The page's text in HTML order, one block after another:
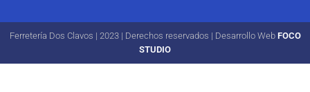
Ferretería Dos Clavos | 2023 | Derechos reservados | Desarrollo Web FOCO
STUDIO